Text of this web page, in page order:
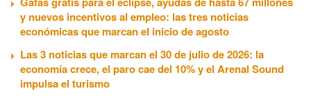
y nuevos incentivos al empleo: las tres noticias
económicas que marcan el inicio de agosto
Las 3 noticias que marcan el 30 de julio de 2026: la
economía crece, el paro cae del 10% y el Arenal Sound
impulsa el turismo